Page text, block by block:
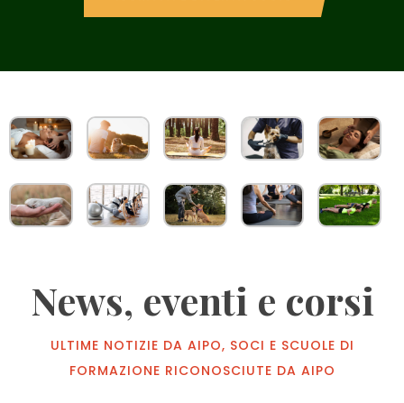
News, eventi e corsi
ULTIME NOTIZIE DA AIPO, SOCI E SCUOLE DI
FORMAZIONE RICONOSCIUTE DA AIPO